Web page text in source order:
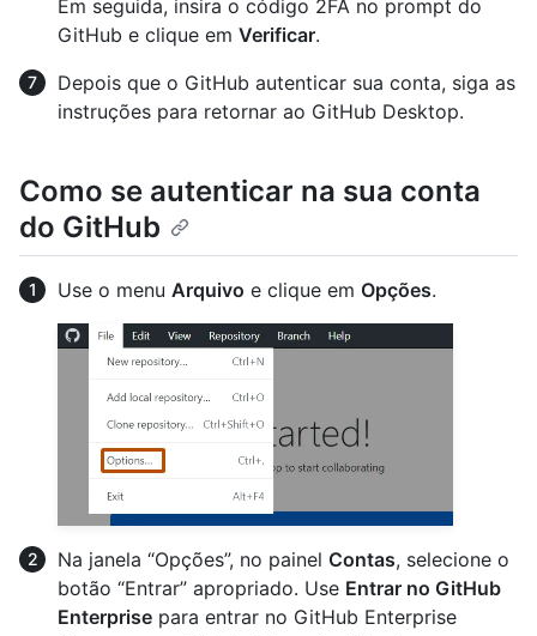
Em seguida, insira o código 2FA no prompt do
GitHub e clique em Verificar.
Depois que o GitHub autenticar sua conta, siga as
instruções para retornar ao GitHub Desktop.
Como se autenticar na sua conta
do GitHub
Use o menu Arquivo e clique em Opções.
Na janela “Opções”, no painel Contas, selecione o
botão “Entrar” apropriado. Use Entrar no GitHub
Enterprise para entrar no GitHub Enterprise